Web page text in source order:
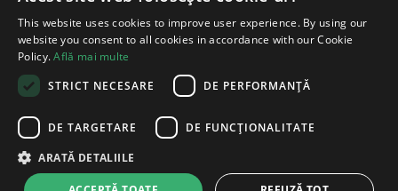
Compliance
Termeni si Conditii
This website uses cookies to improve user experience. By using our
website you consent to all cookies in accordance with our Cookie
Policy.Află mai multe
STRICT NECESARE
DE PERFORMANȚĂ
DE TARGETARE DE FUNCŢIONALITATE
ARATĂ DETALIILE